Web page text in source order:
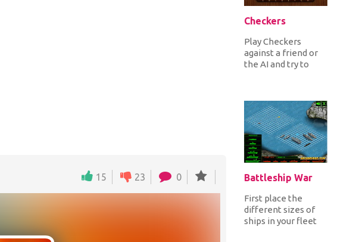
15 23 0
Checkers
Play Checkers
against a friend or
the AI and try to
Battleship War
First place the
different sizes of
ships in your fleet